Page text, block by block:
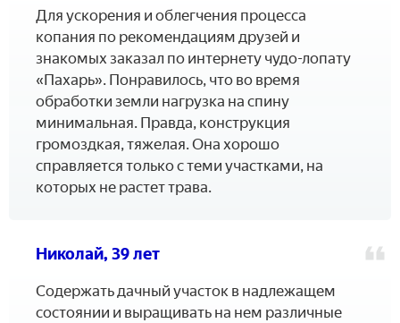
Для ускорения и облегчения процесса
копания по рекомендациям друзей и
знакомых заказал по интернету чудо-лопату
«Пахарь». Понравилось, что во время
обработки земли нагрузка на спину
минимальная. Правда, конструкция
громоздкая, тяжелая. Она хорошо
справляется только с теми участками, на
которых не растет трава.
Николай, 39 лет
Содержать дачный участок в надлежащем
состоянии и выращивать на нем различные